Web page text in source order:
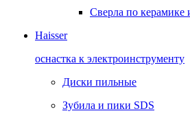
Сверла по керамике
Haisser
оснастка к электроинструменту
Диски пильные
Зубила и пики SDS